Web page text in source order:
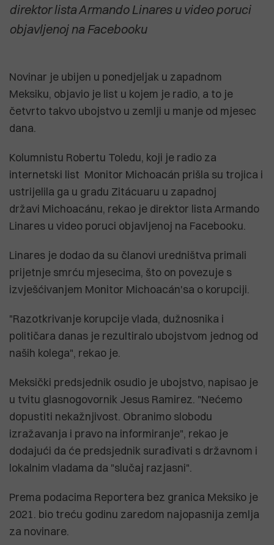
direktor lista Armando Linares u video poruci
objavljenoj na Facebooku
Novinar je ubijen u ponedjeljak u zapadnom
Meksiku, objavio je list u kojem je radio, a to je
četvrto takvo ubojstvo u zemlji u manje od mjesec
dana.
Kolumnistu Robertu Toledu, koji je radio za
internetski list Monitor Michoacán prišla su trojica i
ustrijelila ga u gradu Zitácuaru u zapadnoj
državi Michoacánu, rekao je direktor lista Armando
Linares u video poruci objavljenoj na Facebooku.
Linares je dodao da su članovi uredništva primali
prijetnje smrću mjesecima, što on povezuje s
izvješćivanjem Monitor Michoacán'sa o korupciji.
"Razotkrivanje korupcije vlada, dužnosnika i
političara danas je rezultiralo ubojstvom jednog od
naših kolega", rekao je.
Meksički predsjednik osudio je ubojstvo, napisao je
u tvitu glasnogovornik Jesus Ramirez. "Nećemo
dopustiti nekažnjivost. Obranimo slobodu
izražavanja i pravo na informiranje", rekao je
dodajući da će predsjednik surađivati s državnom i
lokalnim vladama da "slučaj razjasni".
Prema podacima Reportera bez granica Meksiko je
2021. bio treću godinu zaredom najopasnija zemlja
za novinare.